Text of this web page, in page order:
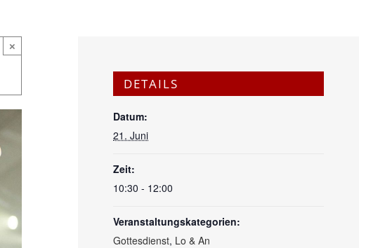
×
DETAILS
Datum:
21. Juni
Zeit:
10:30 - 12:00
Veranstaltungskategorien:
Gottesdienst, Lo & An